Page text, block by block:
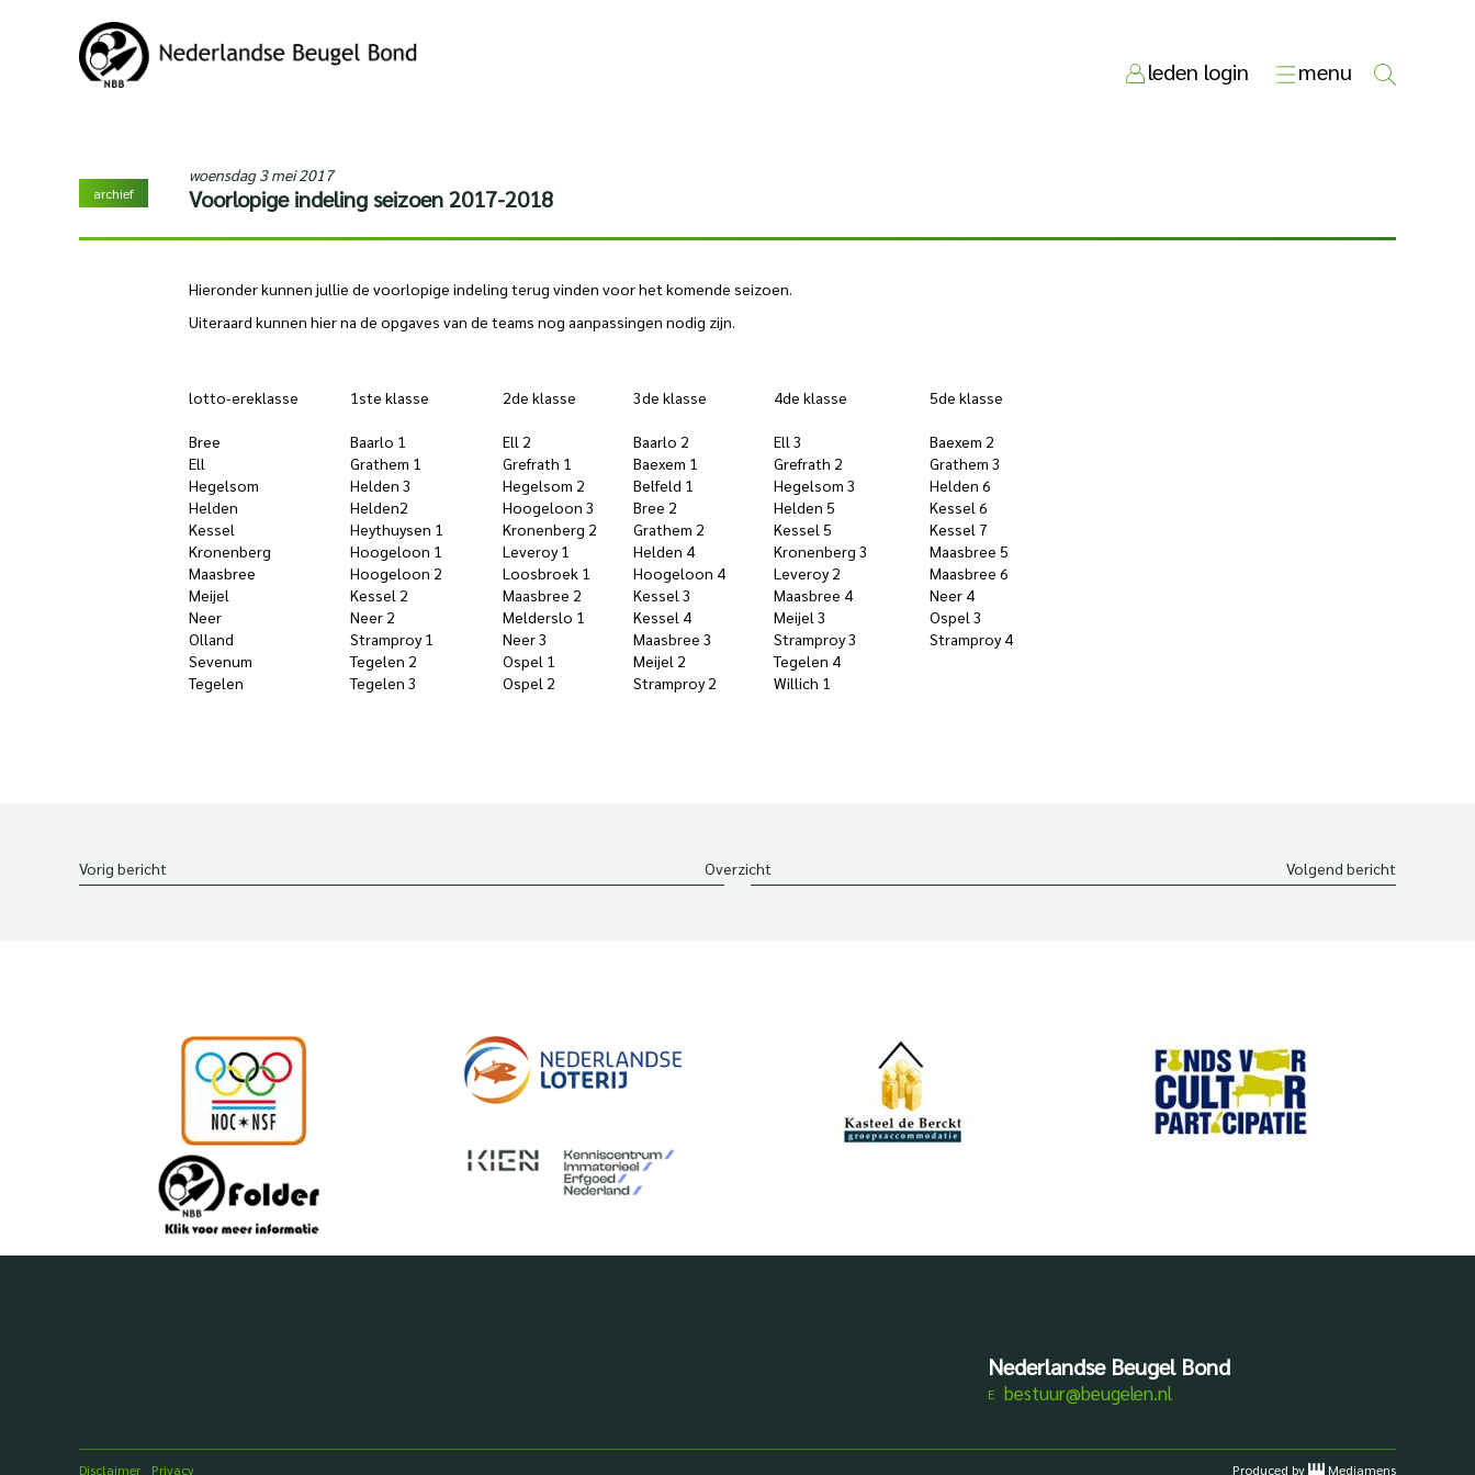
leden login menu
archief
woensdag 3 mei 2017
Voorlopige indeling seizoen 2017-2018
Hieronder kunnen jullie de voorlopige indeling terug vinden voor het komende seizoen.
Uiteraard kunnen hier na de opgaves van de teams nog aanpassingen nodig zijn.
lotto-ereklasse 1ste klasse 2de klasse 3de klasse 4de klasse 5de klasse
Bree Baarlo 1 Ell 2 Baarlo 2 Ell 3
Baexem 2
Ell
Grathem 1 Grefrath 1 Baexem 1 Grefrath 2
Grathem 3
Hegelsom
Helden 3 Hegelsom 2 Belfeld 1 Hegelsom 3
Helden 6
Helden
Helden2 Hoogeloon 3 Bree 2 Helden 5
Kessel 6
Kessel
Heythuysen 1 Kronenberg 2 Grathem 2 Kessel 5
Kessel 7
Kronenberg
Hoogeloon 1 Leveroy 1 Helden 4 Kronenberg 3
Maasbree 5
Maasbree
Hoogeloon 2 Loosbroek 1 Hoogeloon 4 Leveroy 2
Maasbree 6
Meijel
Kessel 2 Maasbree 2 Kessel 3 Maasbree 4
Neer 4
Neer
Neer 2 Melderslo 1 Kessel 4 Meijel 3
Ospel 3
Olland
Stramproy 1 Neer 3 Maasbree 3 Stramproy 3
Stramproy 4
Sevenum
Tegelen 2 Ospel 1 Meijel 2
Tegelen 4
Tegelen
Tegelen 3 Ospel 2 Stramproy 2 Willich 1
Vorig bericht Overzicht Volgend bericht
Nederlandse Beugel Bond
bestuur@beugelen.nl
Disclaimer Privacy Produced by Mediamens